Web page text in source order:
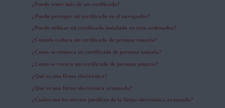
¿Puedo tener más de un certificado?
¿Puedo proteger mi certificado en el navegador?
¿Puedo utilizar mi certificado instalado en otro ordenador?
¿Cuándo caduca un certificado de persona usuaria?
¿Cómo se renueva un certificado de persona usuaria?
¿Cómo se revoca un certificado de persona usuaria?
¿Qué es una firma electrónica?
¿Qué es una firma electrónica avanzada?
¿Cuáles son los efectos jurídicos de la firma electrónica avanzada?